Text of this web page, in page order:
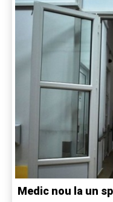
Medic nou la un